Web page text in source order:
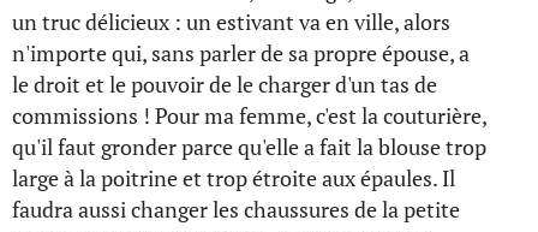
un truc délicieux : un estivant va en ville, alors
n'importe qui, sans parler de sa propre épouse, a
le droit et le pouvoir de le charger d'un tas de
commissions ! Pour ma femme, c'est la couturière,
qu'il faut gronder parce qu'elle a fait la blouse trop
large à la poitrine et trop étroite aux épaules. Il
faudra aussi changer les chaussures de la petite